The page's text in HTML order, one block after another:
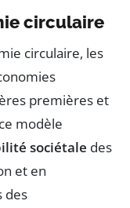
circulaire
circulaire, les
premières et
modèle
sociétale des
et en
des